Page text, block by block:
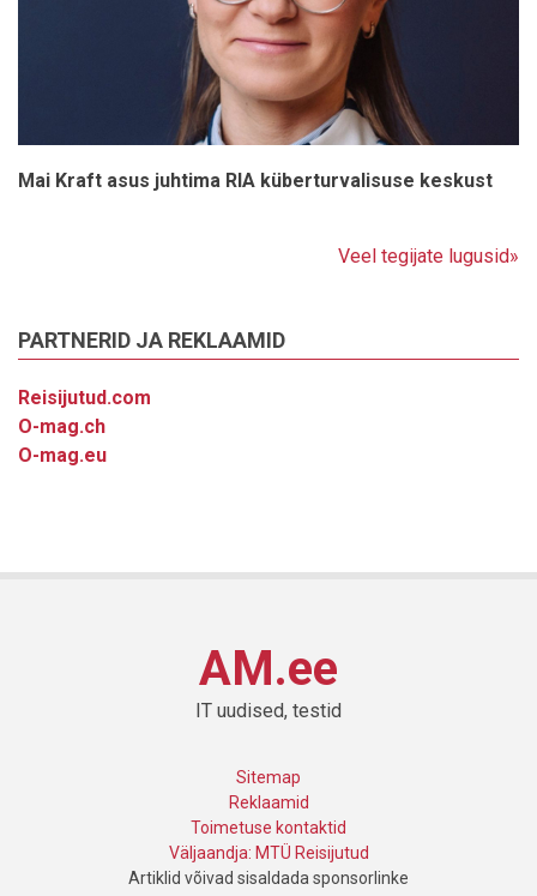
Mai Kraft asus juhtima RIA küberturvalisuse keskust
Veel tegijate lugusid»
PARTNERID JA REKLAAMID
Reisijutud.com
O-mag.ch
O-mag.eu
AM.ee
IT uudised, testid
Sitemap
Reklaamid
Toimetuse kontaktid
Väljaandja: MTÜ Reisijutud
Artiklid võivad sisaldada sponsorlinke